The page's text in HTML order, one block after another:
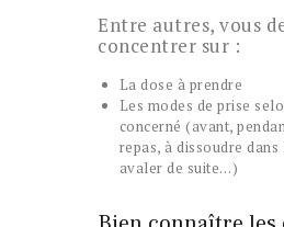
Entre autres, vous
concentrer sur :
La dose à prendre
Les modes de prise
concerné (avant,
repas, à dissoudre dans
avaler de suite…)